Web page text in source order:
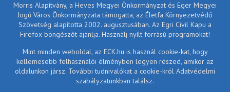
Morris Alapítvány, a Heves Megyei Önkormányzat és Eger Megyei
Jogú Város Önkormányzata támogatta, az Életfa Környezetvédő
Szövetség alapította 2002. augusztusában. Az Egri Civil Kapu a
Firefox böngészőt ajánlja. Használj nyílt forrású programokat!
Mint minden weboldal, az ECK.hu is használ cookie-kat, hogy
kellemesebb felhasználói élményben legyen részed, amikor az
oldalunkon jársz. További tudnivalókat a cookie-król Adatvédelmi
szabályzatunkban találsz.